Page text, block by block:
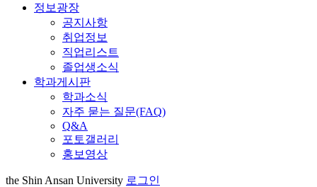
정보광장
공지사항
취업정보
직업리스트
졸업생소식
학과게시판
학과소식
자주 묻는 질문(FAQ)
Q&A
포토갤러리
홍보영상
the Shin Ansan University 로그인